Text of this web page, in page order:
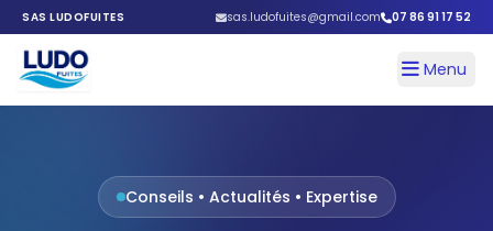
SAS LUDOFUITES sas.ludofuites@gmail.com 07 86 91 17 52
LudoFuites Menu
Conseils • Actualités • Expertise